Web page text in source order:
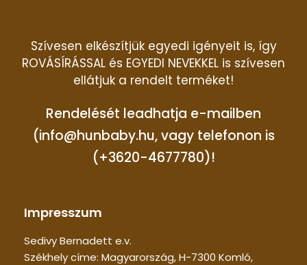
Szívesen elkészítjük egyedi igényeit is, így
ROVÁSÍRÁSSAL és EGYEDI NEVEKKEL is szívesen
ellátjuk a rendelt terméket!
Rendelését leadhatja e-mailben
(info@hunbaby.hu, vagy telefonon is
(+3620-4677780)!
Impresszum
Sedivy Bernadett e.v.
Székhely címe: Magyarország, H-7300 Komló,